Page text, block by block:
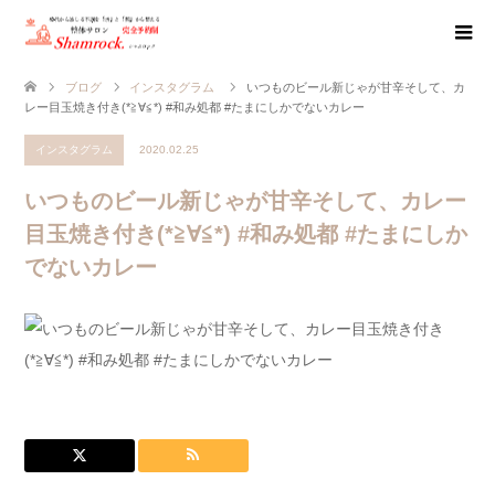
ブログ インスタグラム
いつものビール新じゃが甘辛そして、カ
レー目玉焼き付き(*≧∀≦*) #和み処都 #たまにしかでないカレー
インスタグラム 2020.02.25
いつものビール新じゃが甘辛そして、カレー
目玉焼き付き(*≧∀≦*) #和み処都 #たまにしか
でないカレー